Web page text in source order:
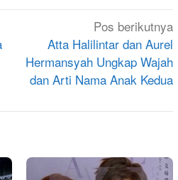
Pos berikutnya
Atta Halilintar dan Aurel
Hermansyah Ungkap Wajah
dan Arti Nama Anak Kedua